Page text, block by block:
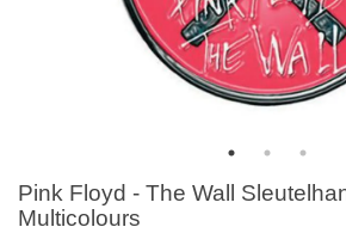
Pink Floyd - The Wall
Multicolours